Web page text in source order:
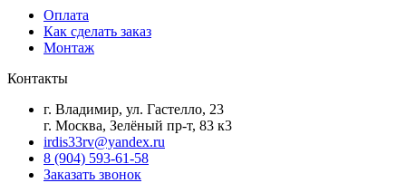
Оплата
Как сделать заказ
Монтаж
Контакты
г. Владимир, ул. Гастелло, 23
г. Москва, Зелёный пр-т, 83 к3
irdis33rv@yandex.ru
8 (904) 593-61-58
Заказать звонок